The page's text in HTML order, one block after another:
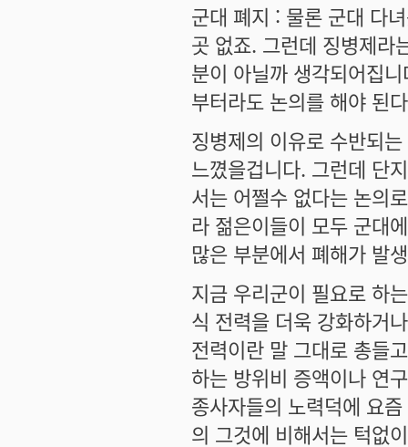
군대 폐지 : 물론 군대 다
곳 없죠. 그런데 징병제라
분이 아닐까 생각되어집
부터라도 논의를 해야 된
징병제의 이유로 수반되
느꼈을겁니다. 그런데 단
서는 어쩔수 없다는 논의
라 젊은이들이 모두 군대
많은 부분에서 폐해가 발
지금 우리군이 필요로 하
식 전력을 더욱 강화하거
전력이란 말 그대로 총들
하는 방위비 증액이나 연
종사자들의 노력덕에 요
의 그것에 비해서는 턱없